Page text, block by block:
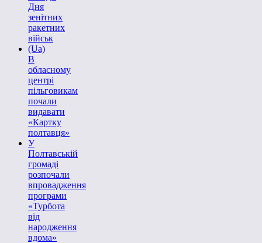
Дня
зенітних
ракетних
військ
(Ua)
В
обласному
центрі
пільговикам
почали
видавати
«Картку
полтавця»
У
Полтавській
громаді
розпочали
впровадження
програми
«Турбота
від
народження
вдома»